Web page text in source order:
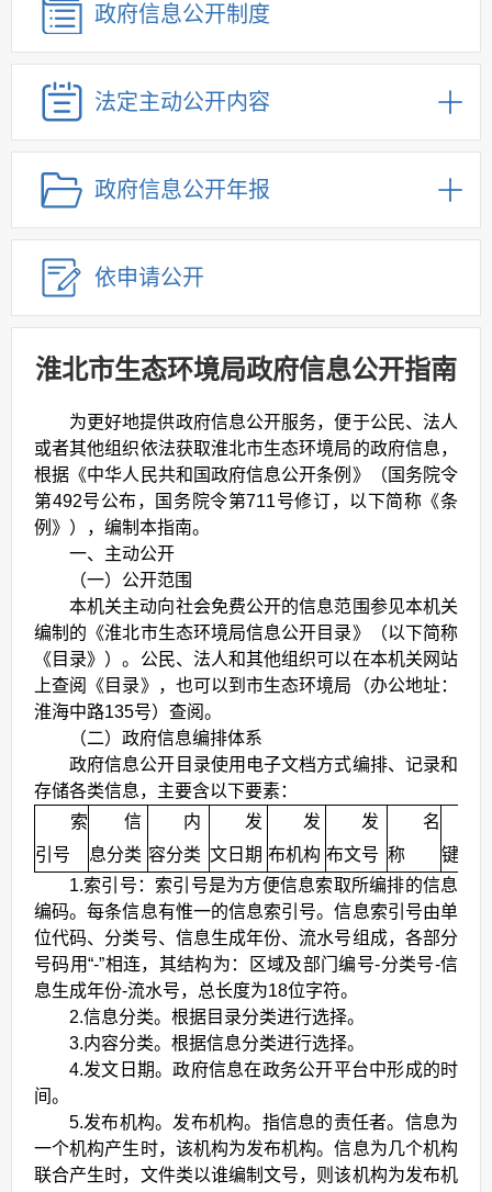
政府信息公开制度
法定主动公开内容
政府信息公开年报
依申请公开
淮北市生态环境局政府信息公开指南
为更好地提供政府信息公开服务，便于公民、法人
或者其他组织依法获取淮北市生态环境局的政府信息，
根据《中华人民共和国政府信息公开条例》（国务院令
第492号公布，国务院令第711号修订，以下简称《条
例》），编制本指南。
一、主动公开
（一）公开范围
本机关主动向社会免费公开的信息范围参见本机关
编制的《淮北市生态环境局信息公开目录》（以下简称
《目录》）。公民、法人和其他组织可以在本机关网站
上查阅《目录》，也可以到市生态环境局（办公地址：
淮海中路135号）查阅。
（二）政府信息编排体系
政府信息公开目录使用电子文档方式编排、记录和
存储各类信息，主要含以下要素：
索
引号
信
息分类
内
容分类
发
文日期
发
布机构
发
布文号
名
称
键词
1.索引号：索引号是为方便信息索取所编排的信息
编码。每条信息有惟一的信息索引号。信息索引号由单
位代码、分类号、信息生成年份、流水号组成，各部分
号码用“-”相连，其结构为：区域及部门编号-分类号-信
息生成年份-流水号，总长度为18位字符。
2.信息分类。根据目录分类进行选择。
3.内容分类。根据信息分类进行选择。
4.发文日期。政府信息在政务公开平台中形成的时
间。
5.发布机构。发布机构。指信息的责任者。信息为
一个机构产生时，该机构为发布机构。信息为几个机构
联合产生时，文件类以谁编制文号，则该机构为发布机